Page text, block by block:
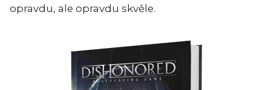
opravdu, ale opravdu skvěle.